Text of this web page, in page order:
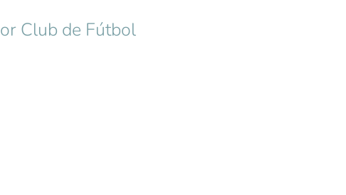
Club de Fútbol